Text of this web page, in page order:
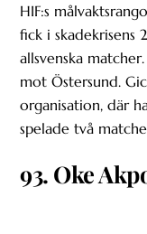
HIF:s
fick i
allsvenska
mot Östersund.
organisation, där
spelade två
93. Oke